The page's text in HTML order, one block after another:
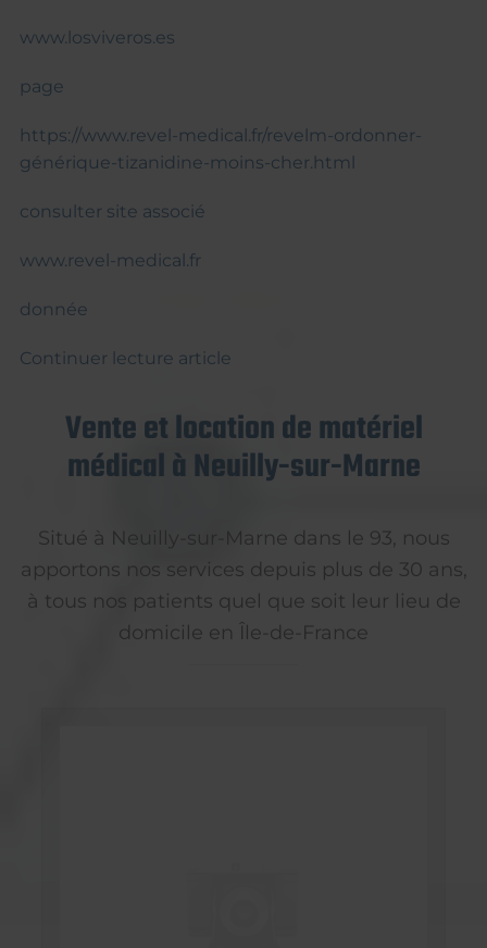
www.losviveros.es
page
https://www.revel-medical.fr/revelm-ordonner-
générique-tizanidine-moins-cher.html
consulter site associé
www.revel-medical.fr
donnée
Continuer lecture article
Vente et location de matériel
médical à Neuilly-sur-Marne
Situé à Neuilly-sur-Marne dans le 93, nous
apportons nos services depuis plus de 30 ans,
à tous nos patients quel que soit leur lieu de
domicile en Île-de-France